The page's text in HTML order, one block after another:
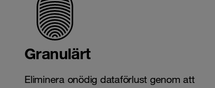
Granulärt
Eliminera onödig dataförlust genom att